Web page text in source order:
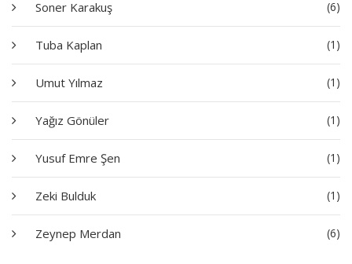
Soner Karakuş (6)
Tuba Kaplan (1)
Umut Yılmaz (1)
Yağız Gönüler (1)
Yusuf Emre Şen (1)
Zeki Bulduk (1)
Zeynep Merdan (6)